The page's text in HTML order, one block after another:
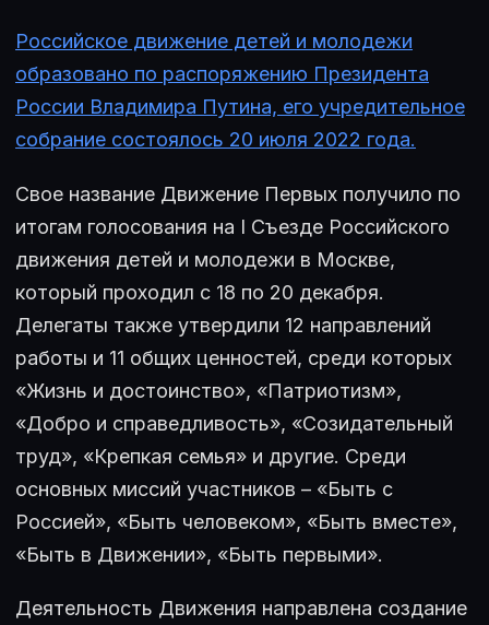
Российское движение детей и молодежи
образовано по распоряжению Президента
России Владимира Путина, его учредительное
собрание состоялось 20 июля 2022 года.
Свое название Движение Первых получило по
итогам голосования на I Съезде Российского
движения детей и молодежи в Москве,
который проходил с 18 по 20 декабря.
Делегаты также утвердили 12 направлений
работы и 11 общих ценностей, среди которых
«Жизнь и достоинство», «Патриотизм»,
«Добро и справедливость», «Созидательный
труд», «Крепкая семья» и другие. Среди
основных миссий участников – «Быть с
Россией», «Быть человеком», «Быть вместе»,
«Быть в Движении», «Быть первыми».
Деятельность Движения направлена создание